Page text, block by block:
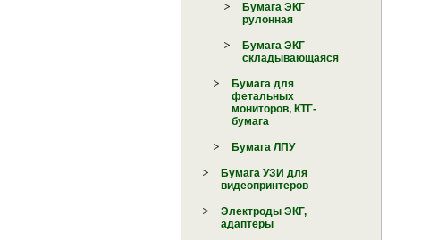
Бумага ЭКГ
рулонная
Бумага ЭКГ
складывающаяся
Бумага для
фетальных
мониторов, КТГ-
бумага
Бумага ЛПУ
Бумага УЗИ для
видеопринтеров
Электроды ЭКГ,
адаптеры